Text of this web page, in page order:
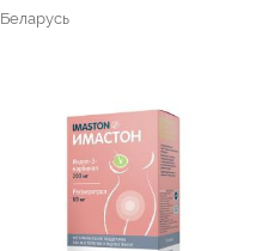
Беларусь